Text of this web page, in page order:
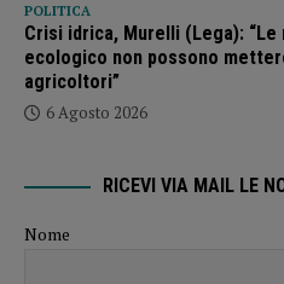
POLITICA
Crisi idrica, Murelli (Lega):
ecologico non possono
agricoltori”
6 Agosto 2026
RICEVI VIA MAIL LE
Nome